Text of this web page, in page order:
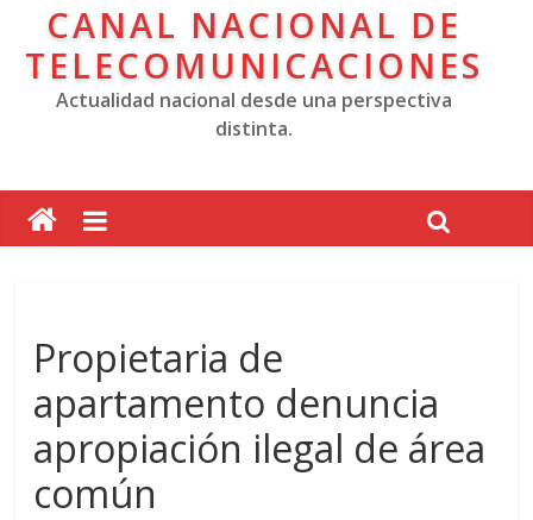
CANAL NACIONAL DE
TELECOMUNICACIONES
Actualidad nacional desde una perspectiva
distinta.
Propietaria de
apartamento denuncia
apropiación ilegal de área
común